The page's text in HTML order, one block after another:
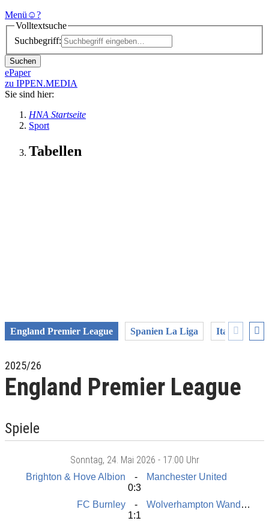
Menü ☺?
Volltextsuche
Suchbegriff:
Suchen
ePaper
zu IPPEN.MEDIA
Sie sind hier:
HNA Startseite
Sport
Tabellen
England Premier League Spanien La Liga Italien Serie
2025/26
England Premier League
Spiele
Sonntag, 24. Mai 2026 - 17:00 Uhr
Brighton & Hove Albion
Manchester United
0:3
FC Burnley
Wolverhampton Wanderers
1:1